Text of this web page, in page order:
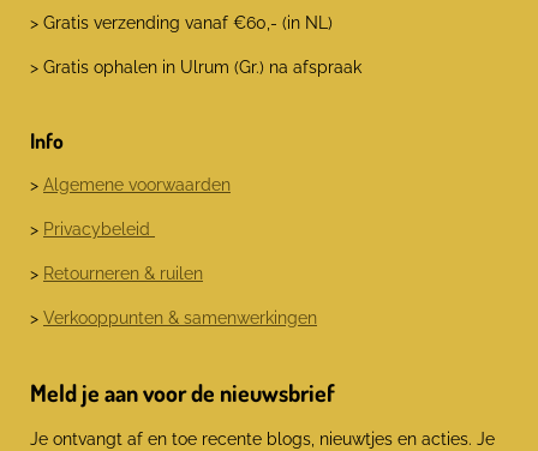
> Gratis verzending vanaf €60,- (in NL)
> Gratis ophalen in Ulrum (Gr.) na afspraak
Info
> Algemene voorwaarden
> Privacybeleid
> Retourneren & ruilen
> Verkooppunten & samenwerkingen
Meld je aan voor de nieuwsbrief
Je ontvangt af en toe recente blogs, nieuwtjes en acties. Je